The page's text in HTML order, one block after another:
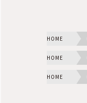
HOME
HOME
HOME